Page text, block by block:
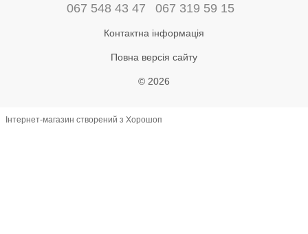
067 548 43 47 067 319 59 15
Контактна інформація
Повна версія сайту
© 2026
Інтернет-магазин створений з Хорошоп